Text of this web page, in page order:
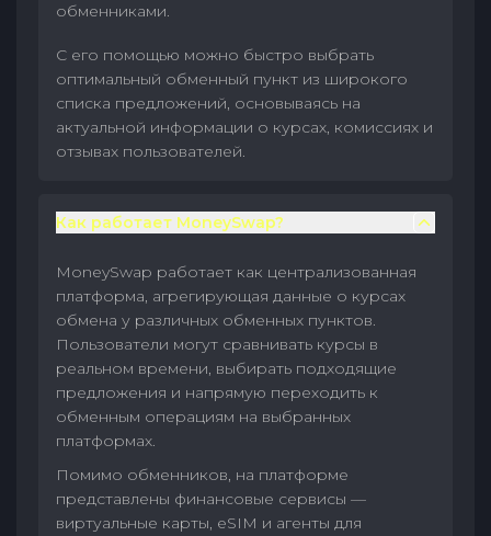
обменниками.
С его помощью можно быстро выбрать
оптимальный обменный пункт из широкого
списка предложений, основываясь на
актуальной информации о курсах, комиссиях и
отзывах пользователей.
Как работает MoneySwap?
MoneySwap работает как централизованная
платформа, агрегирующая данные о курсах
обмена у различных обменных пунктов.
Пользователи могут сравнивать курсы в
реальном времени, выбирать подходящие
предложения и напрямую переходить к
обменным операциям на выбранных
платформах.
Помимо обменников, на платформе
представлены финансовые сервисы —
виртуальные карты, eSIM и агенты для